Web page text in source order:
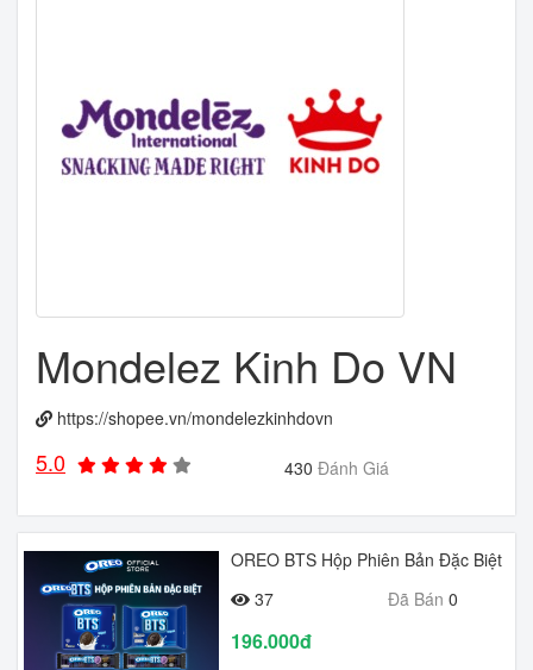
Mondelez Kinh Do VN
https://shopee.vn/mondelezkinhdovn
5.0 430 Đánh Giá
OREO BTS Hộp Phiên Bản Đặc Biệt
37
Đã Bán 0
196.000đ